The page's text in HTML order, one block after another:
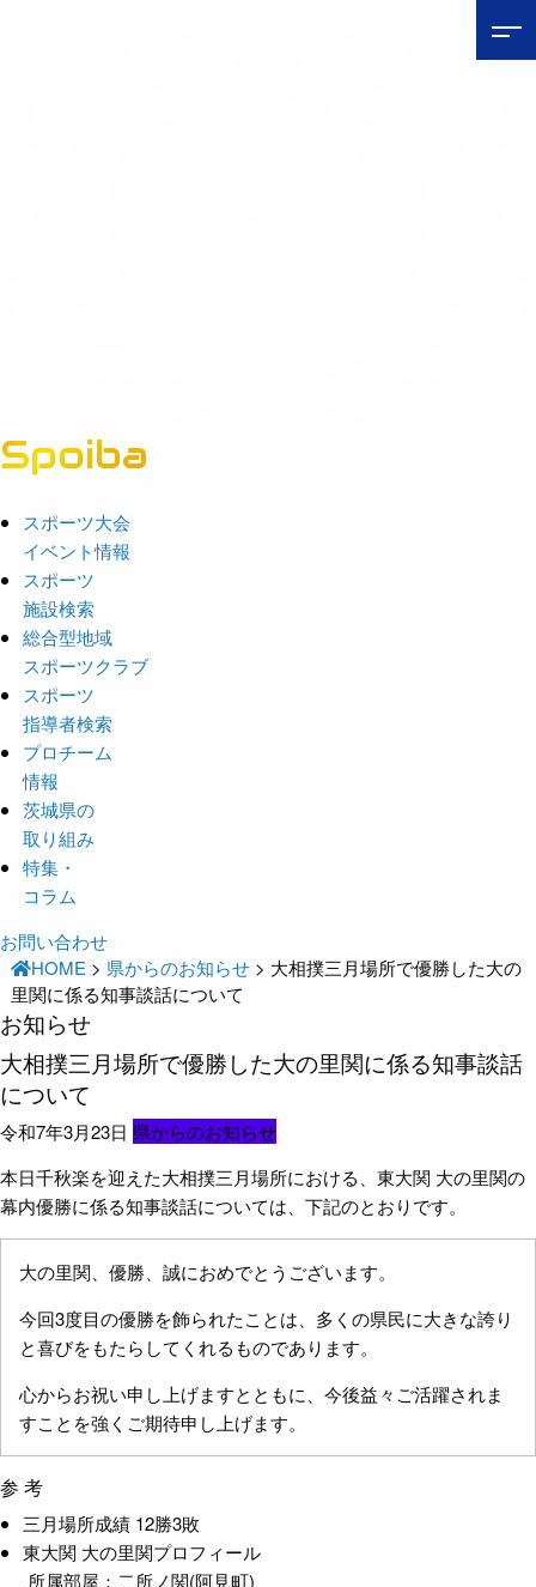
Spoiba
スポーツ大会
イベント情報
スポーツ
施設検索
総合型地域
スポーツクラブ
スポーツ
指導者検索
プロチーム
情報
茨城県の
取り組み
特集・
コラム
お問い合わせ
HOME > 県からのお知らせ > 大相撲三月場所で優勝した大の
里関に係る知事談話について
お知らせ
大相撲三月場所で優勝した大の里関に係る知事談話
について
令和7年3月23日 県からのお知らせ
本日千秋楽を迎えた大相撲三月場所における、東大関 大の里関の
幕内優勝に係る知事談話については、下記のとおりです。
大の里関、優勝、誠におめでとうございます。
今回3度目の優勝を飾られたことは、多くの県民に大きな誇り
と喜びをもたらしてくれるものであります。
心からお祝い申し上げますとともに、今後益々ご活躍されま
すことを強くご期待申し上げます。
参 考
三月場所成績 12勝3敗
東大関 大の里関プロフィール
所属部屋：二所ノ関(阿見町)